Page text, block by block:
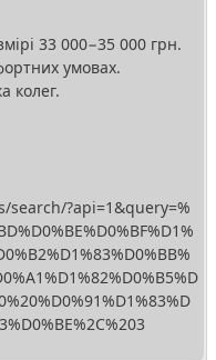
33 000−35 000 грн.
умовах.
колег.
search/?api=1&query=%